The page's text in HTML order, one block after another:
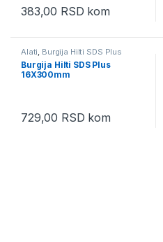
383,00 RSD kom
Alati, Burgija Hilti SDS Plus
Burgija Hilti SDS Plus
16X300mm
729,00 RSD kom